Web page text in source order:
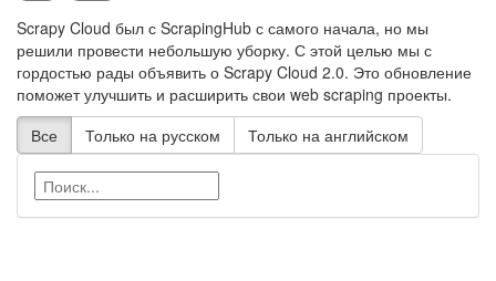
Scrapy Cloud был с ScrapingHub с самого начала, но мы
решили провести небольшую уборку. С этой целью мы с
гордостью рады объявить о Scrapy Cloud 2.0. Это обновление
поможет улучшить и расширить свои web scraping проекты.
Все
Только на русском Только на английском